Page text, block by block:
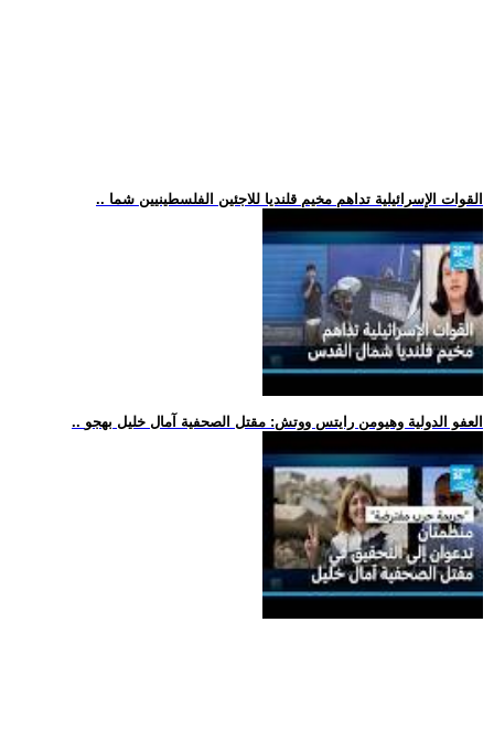
.. القوات الإسرائيلية تداهم مخيم قلنديا للاجئين الفلسطينيين شما
.. العفو الدولية وهيومن رايتس ووتش: مقتل الصحفية آمال خليل بهجو